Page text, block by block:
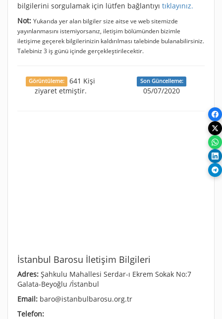
bilgilerini sorgulamak için lütfen bağlantıyı tıklayınız.
Not: Yukarıda yer alan bilgiler size aitse ve web sitemizde
yayınlanmasını istemiyorsanız, iletişim bölümünden bizimle
iletişime geçerek bilgilerinizin kaldırılması talebinde bulanabilirsiniz.
Talebiniz 3 iş günü içinde gerçekleştirilecektir.
Görüntüleme:
641 Kişi
ziyaret etmiştir.
Son Güncelleme:
05/07/2020
İstanbul Barosu İletişim Bilgileri
Adres: Şahkulu Mahallesi Serdar-ı Ekrem Sokak No:7
Galata-Beyoğlu /İstanbul
Email: baro@istanbulbarosu.org.tr
Telefon: